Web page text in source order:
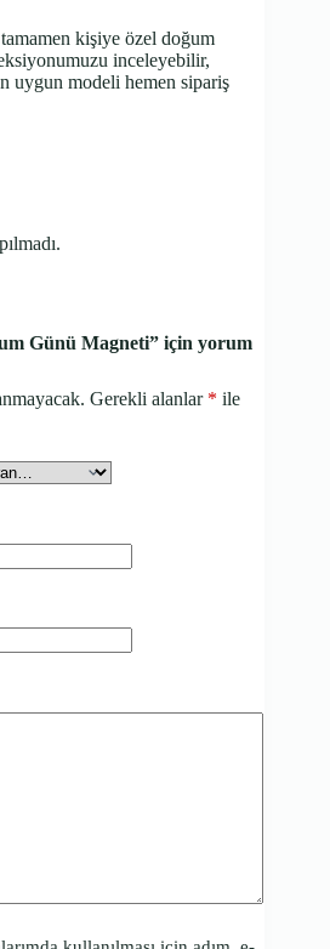
kişiye özel doğum
inceleyebilir,
uygun modeli hemen sipariş
Günü Magneti” için yorum
Gerekli alanlar * ile